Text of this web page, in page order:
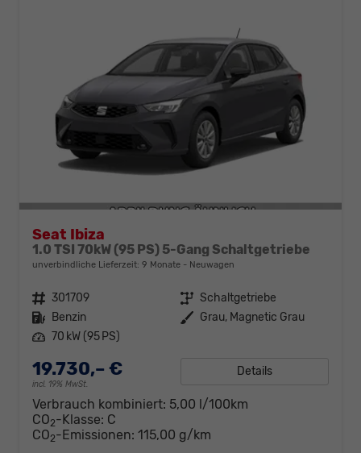
Seat Ibiza
1.0 TSI 70kW (95 PS) 5-Gang Schaltgetriebe
unverbindliche Lieferzeit: 9 Monate Neuwagen
Fahrzeugnr. 301709 Getriebe Schaltgetriebe
Kraftstoff Benzin Außenfarbe Grau, Magnetic Grau
Leistung 70 kW (95 PS)
19.730,– €
incl. 19% MwSt.
Details
Verbrauch kombiniert: 5,00 l/100km
CO2-Klasse: C
CO2-Emissionen: 115,00 g/km